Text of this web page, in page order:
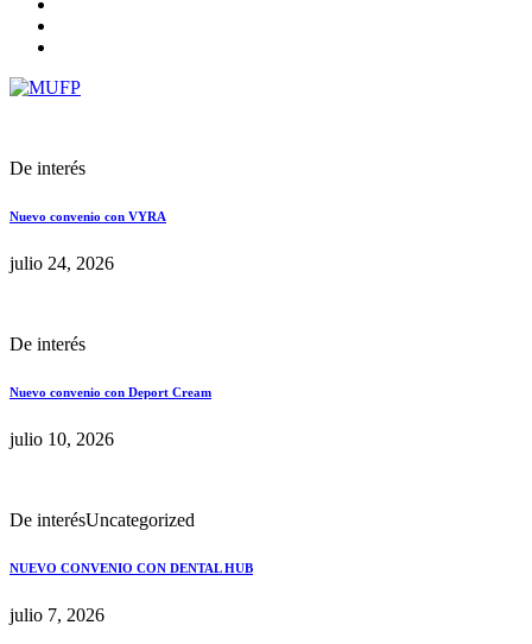
De interés
Nuevo convenio con VYRA
julio 24, 2026
De interés
Nuevo convenio con Deport Cream
julio 10, 2026
De interésUncategorized
NUEVO CONVENIO CON DENTAL HUB
julio 7, 2026